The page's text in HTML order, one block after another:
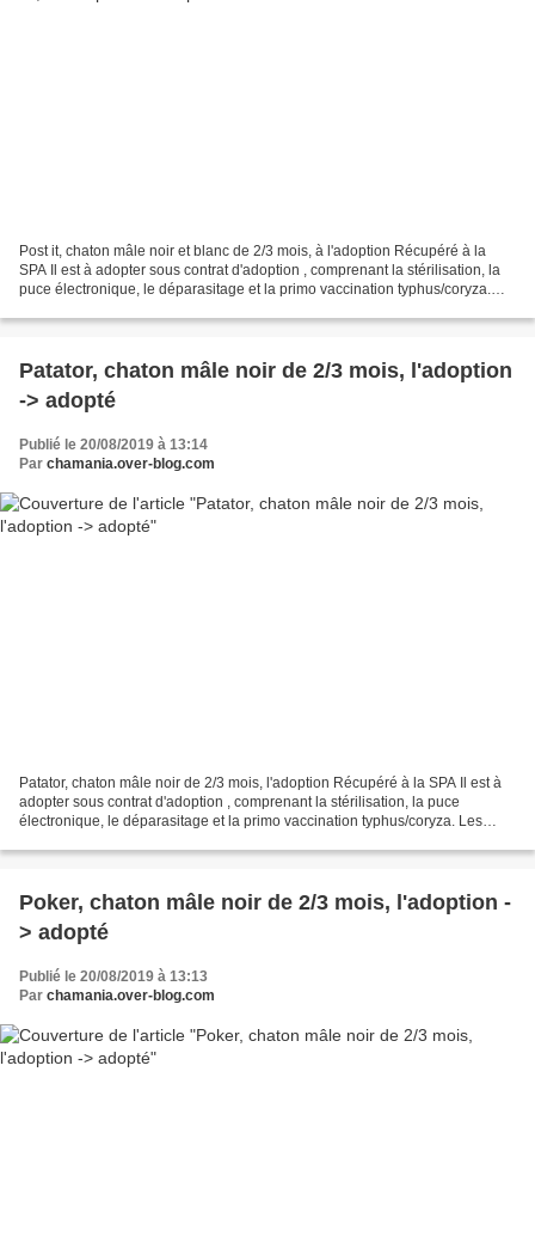
Post it, chaton mâle noir et blanc de 2/3 mois, à l'adoption Récupéré à la
SPA Il est à adopter sous contrat d'adoption , comprenant la stérilisation, la
puce électronique, le déparasitage et la primo vaccination typhus/coryza.
Patator, chaton mâle noir de 2/3 mois, l'adoption
-> adopté
Publié le 20/08/2019 à 13:14
Par chamania.over-blog.com
Patator, chaton mâle noir de 2/3 mois, l'adoption Récupéré à la SPA Il est à
adopter sous contrat d'adoption , comprenant la stérilisation, la puce
électronique, le déparasitage et la primo vaccination typhus/coryza. Les
Poker, chaton mâle noir de 2/3 mois, l'adoption -
> adopté
Publié le 20/08/2019 à 13:13
Par chamania.over-blog.com